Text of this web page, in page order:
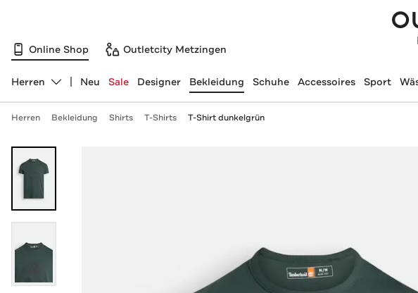
Online Shop Outletcity Metzingen
Abteilung ändern, ausgewählt:
Herren Neu Sale Designer Bekleidung Schuhe Accessoires Sport
Herren Bekleidung Shirts T-Shirts T-Shirt dunkelgrün